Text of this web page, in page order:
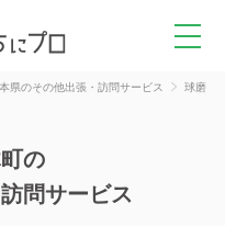
県のその他出張・訪問サービス
球磨
の
問サービス